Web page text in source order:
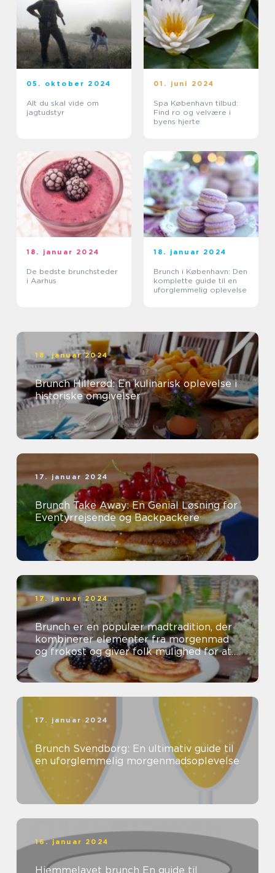
05. oktober 2024
Alt du skal vide om
jagtudstyr
01. juni 2024
Spa København tilbud:
Find ro og velvære i
byens hjerte
18. januar 2024
De bedste brunchsteder
i Aarhus
18. januar 2024
Brunch i København: Den
komplette guide til en
uforglemmelig oplevelse
18. januar 2024
Brunch Hillerød: En kulinarisk oplevelse i
historiske omgivelser
17. januar 2024
Brunch Take Away: En Genial Løsning for
Eventyrrejsende og Backpackere
17. januar 2024
Brunch er en populær madtradition, der
kombinerer elementer fra morgenmad
og frokost og giver folk mulighed for at
nyde en lækker og afslappet spiseop...
17. januar 2024
Brunch Svendborg: En ultimativ guide til
en uforglemmelig morgenmadsoplevelse
16. januar 2024
Hjemmelavet brunch En guide til